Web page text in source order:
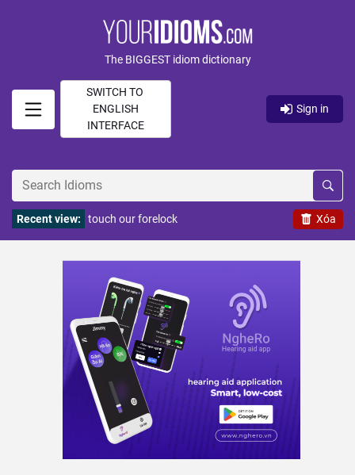
The BIGGEST idiom dictionary
SWITCH TO
ENGLISH
INTERFACE
Sign in
Xóa
Recent view: touch our forelock